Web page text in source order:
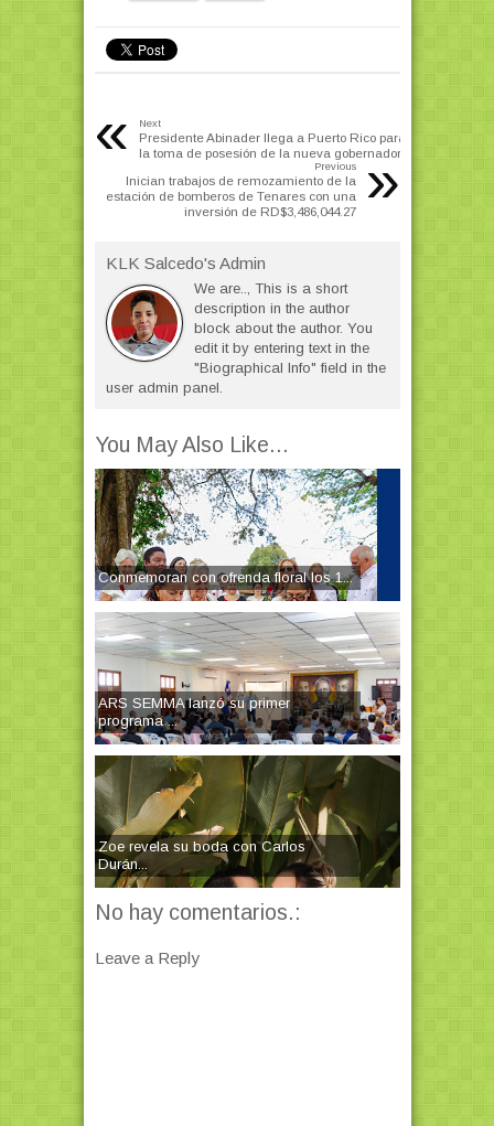
« Next
Presidente Abinader llega a Puerto Rico para
la toma de posesión de la nueva gobernadora
»
Previous
Inician trabajos de remozamiento de la
estación de bomberos de Tenares con una
inversión de RD$3,486,044.27
KLK Salcedo's Admin
We are.., This is a short
description in the author
block about the author. You
edit it by entering text in the
"Biographical Info" field in the
user admin panel.
You May Also Like...
Conmemoran con ofrenda floral los 1...
ARS SEMMA lanzó su primer
programa ...
Zoe revela su boda con Carlos
Durán...
No hay comentarios.:
Leave a Reply